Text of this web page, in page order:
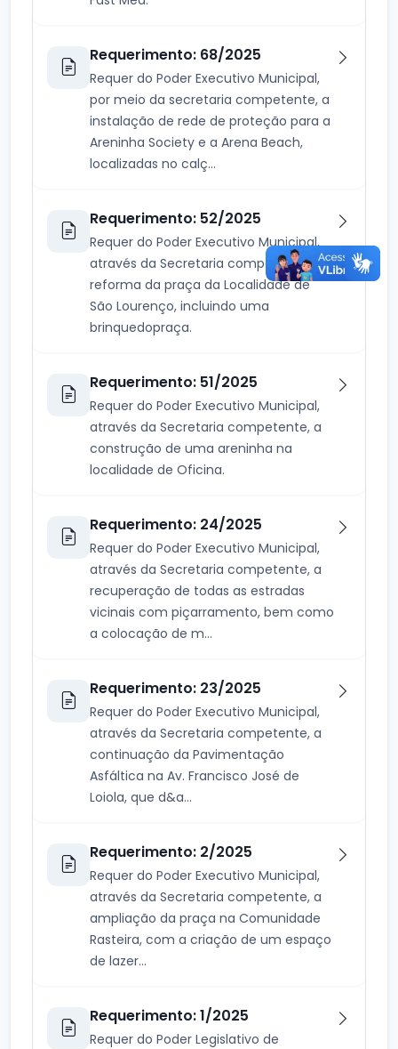
Requerimento: 68/2025
Requer do Poder Executivo Municipal,
por meio da secretaria competente, a
instalação de rede de proteção para a
Areninha Society e a Arena Beach,
localizadas no calç...
Requerimento: 52/2025
Requer do Poder Executivo Municipal,
através da Secretaria competente, a
reforma da praça da Localidade de
São Lourenço, incluindo uma
brinquedopraça.
Requerimento: 51/2025
Requer do Poder Executivo Municipal,
através da Secretaria competente, a
construção de uma areninha na
localidade de Oficina.
Requerimento: 24/2025
Requer do Poder Executivo Municipal,
através da Secretaria competente, a
recuperação de todas as estradas
vicinais com piçarramento, bem como
a colocação de m...
Requerimento: 23/2025
Requer do Poder Executivo Municipal,
através da Secretaria competente, a
continuação da Pavimentação
Asfáltica na Av. Francisco José de
Loiola, que d&a...
Requerimento: 2/2025
Requer do Poder Executivo Municipal,
através da Secretaria competente, a
ampliação da praça na Comunidade
Rasteira, com a criação de um espaço
de lazer...
Requerimento: 1/2025
Requer do Poder Legislativo de